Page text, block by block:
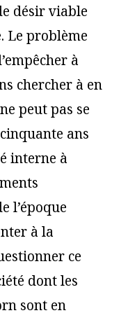
désir viable
Le problème
à
chercher à en
peut pas se
ans
interne à
l’époque
à la
ce
dont les
sont en